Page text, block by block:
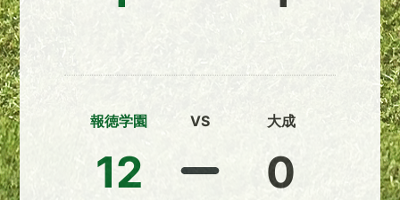
報徳学園
12
VS 大成
0